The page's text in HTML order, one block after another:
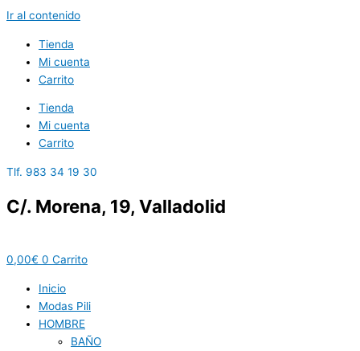
Ir al contenido
Tienda
Mi cuenta
Carrito
Tienda
Mi cuenta
Carrito
Tlf. 983 34 19 30
C/. Morena, 19, Valladolid
0,00€ 0 Carrito
Inicio
Modas Pili
HOMBRE
BAÑO